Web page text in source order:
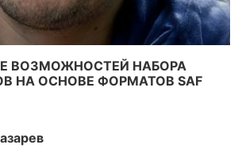
ВОЗМОЖНОСТЕЙ НАБОРА
НА ОСНОВЕ ФОРМАТОВ SAF